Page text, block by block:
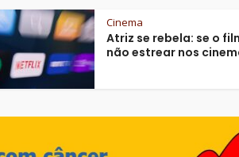
Cinema
Atriz se rebela: se o
não estrear nos